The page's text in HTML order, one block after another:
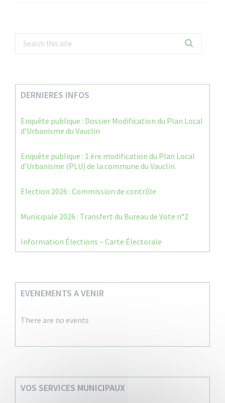
DERNIERES INFOS
Enquête publique : Dossier Modification du Plan Local
d’Urbanisme du Vauclin
Enquête publique : 1 ère modification du Plan Local
d’Urbanisme (PLU) de la commune du Vauclin.
Election 2026 : Commission de contrôle
Municipale 2026 : Transfert du Bureau de Vote n°2
Information Élections – Carte Électorale
EVENEMENTS A VENIR
There are no events
VOS SERVICES MUNICIPAUX